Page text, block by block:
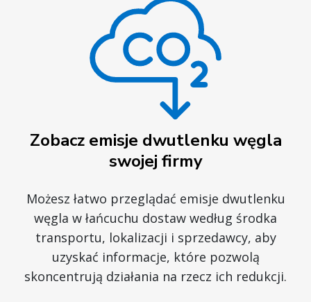
Zobacz emisje dwutlenku węgla
swojej firmy
Możesz łatwo przeglądać emisje dwutlenku
węgla w łańcuchu dostaw według środka
transportu, lokalizacji i sprzedawcy, aby
uzyskać informacje, które pozwolą
skoncentrują działania na rzecz ich redukcji.